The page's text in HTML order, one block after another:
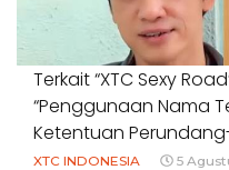
Terkait “XTC Sexy
“Penggunaan Nama
Ketentuan
XTC INDONESIA 5